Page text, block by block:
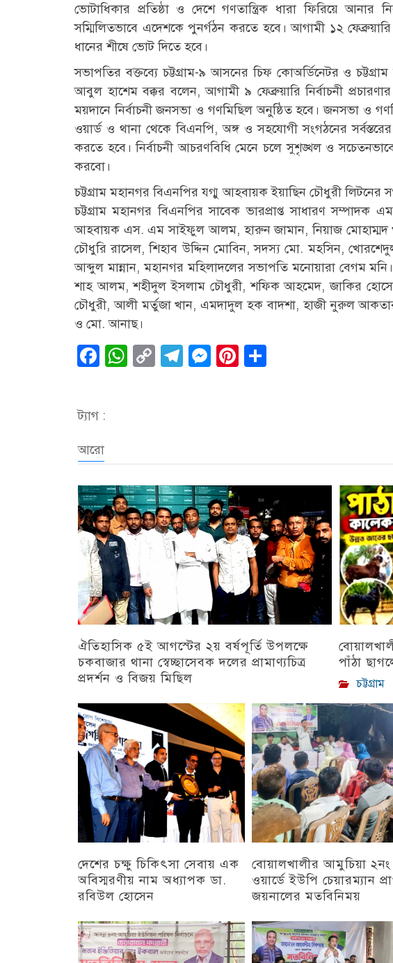
ভোটাধিকার প্রতিষ্ঠা ও দেশে গণতান্ত্রিক ধারা ফিরিয়ে আনার
সম্মিলিতভাবে এদেশকে পুনর্গঠন করতে হবে। আগামী ১২
ধানের শীষে ভোট দিতে হবে।
সভাপতির বক্তব্যে চট্টগ্রাম-৯ আসনের চিফ কোঅর্ডিনেটর ও
আবুল হাশেম বক্কর বলেন, আগামী ৯ ফেব্রুয়ারি নির্বাচনী
ময়দানে নির্বাচনী জনসভা ও গণমিছিল অনুষ্ঠিত হবে। জনসভা ও
ওয়ার্ড ও থানা থেকে বিএনপি, অঙ্গ ও সহযোগী সংগঠনের সর্বস্তরের
করতে হবে। নির্বাচনী আচরণবিধি মেনে চলে সুশৃঙ্খল ও সচেতনভাবে
করবো।
চট্টগ্রাম মহানগর বিএনপির য্গ্মু আহবায়ক ইয়াছিন চৌধুরী লিটনের
চট্টগ্রাম মহানগর বিএনপির সাবেক ভারপ্রাপ্ত সাধারণ সম্পাদক
আহবায়ক এস. এম সাইফুল আলম, হারুন জামান, নিয়াজ
চৌধুরি রাসেল, শিহাব উদ্দিন মোবিন, সদস্য মো. মহসিন,
আব্দুল মান্নান, মহানগর মহিলাদলের সভাপতি মনোয়ারা বেগম
শাহ আলম, শহীদুল ইসলাম চৌধুরী, শফিক আহমেদ, জাকির
চৌধুরী, আলী মর্তুজা খান, এমদাদুল হক বাদশা, হাজী নুরুল
ও মো. আনাছ।
Facebook
WhatsApp
CopyTelegram
Messenger
Pinterest
ট্যাগ :
আরো
ঐতিহাসিক ৫ই আগস্টের ২য় বর্ষপূর্তি উপলক্ষে
চকবাজার থানা স্বেচ্ছাসেবক দলের প্রামাণ্যচিত্র
প্রদর্শন ও বিজয় মিছিল
পাঁঠা
চট্টগ্রাম
দেশের চক্ষু চিকিৎসা সেবায় এক
অবিস্মরণীয় নাম অধ্যাপক ডা.
রবিউল হোসেন
বোয়ালখালীর আমুচিয়া ২নং
ওয়ার্ডে ইউপি চেয়ারম্যান
জয়নালের মতবিনিময়